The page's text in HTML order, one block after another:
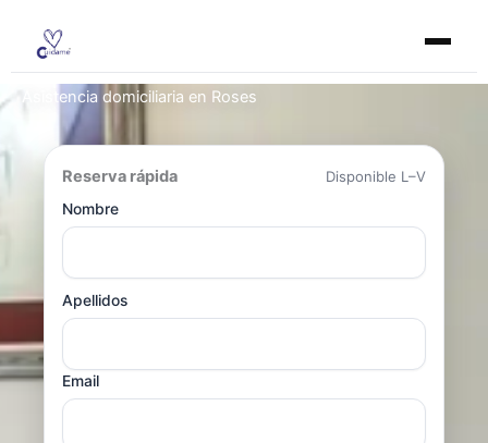
contenido
Asistencia domiciliaria en Roses
Reserva rápida
Disponible L–V
Nombre
Apellidos
Email